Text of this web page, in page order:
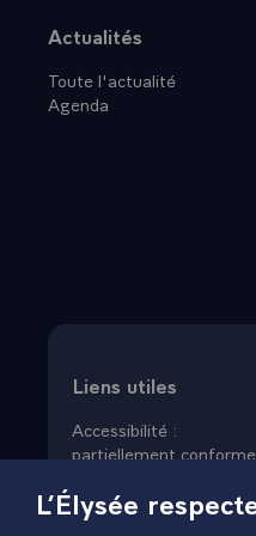
Plan du site
Actualités
Toute l'actualité
Agenda
Liens utiles
Accessibilité :
partiellement conforme
Mentions légales
Gestion des cookies
L’Élysée